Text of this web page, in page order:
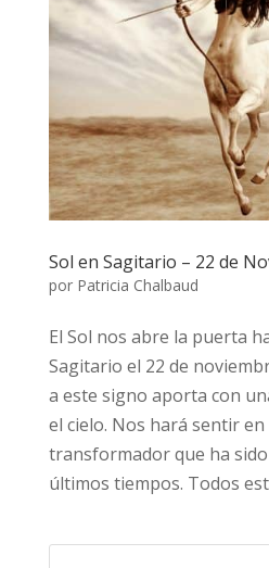
Sol en Sagitario – 22 de
por Patricia Chalbaud
El Sol nos abre la puerta
Sagitario el 22 de
a este signo aporta con
el cielo. Nos hará sentir
transformador que ha
últimos tiempos. Todos